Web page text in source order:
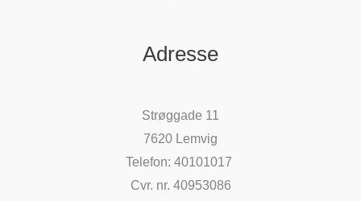
Adresse
Strøggade 11
7620 Lemvig
Telefon: 40101017
Cvr. nr. 40953086